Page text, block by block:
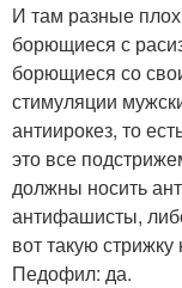
И там разные
борющиеся с
борющиеся со
стимуляции
антиирокез, то
это все
должны носить
антифашисты,
вот такую
Педофил: да.